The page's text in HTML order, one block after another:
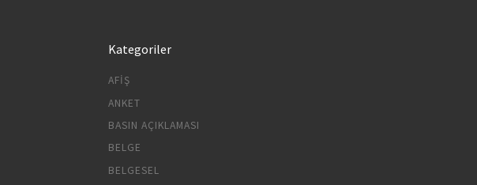
Kategoriler
AFIŞ
ANKET
BASIN AÇIKLAMASI
BELGE
BELGESEL